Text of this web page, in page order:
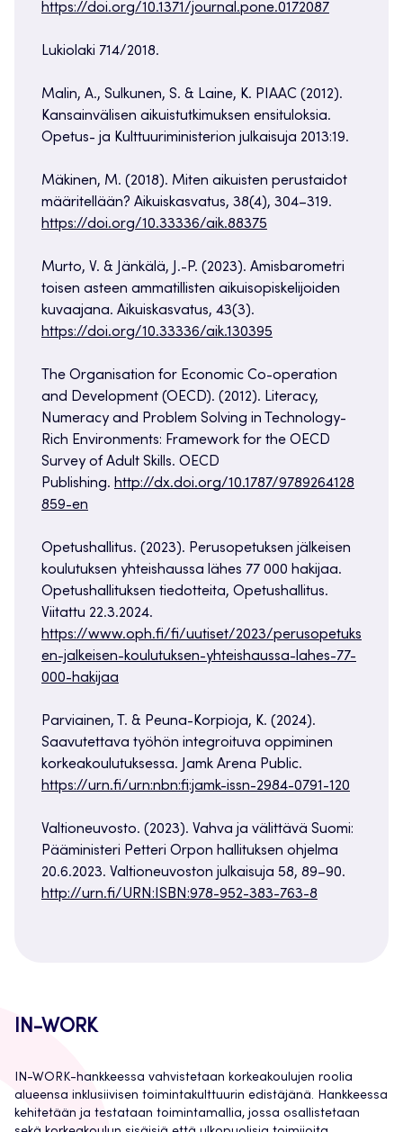
https://doi.org/10.1371/journal.pone.0172087
Lukiolaki 714/2018.
Malin, A., Sulkunen, S. & Laine, K. PIAAC (2012).
Kansainvälisen aikuistutkimuksen ensituloksia.
Opetus- ja Kulttuuriministerion julkaisuja 2013:19.
Mäkinen, M. (2018). Miten aikuisten perustaidot
määritellään? Aikuiskasvatus, 38(4), 304–319.
https://doi.org/10.33336/aik.88375
Murto, V. & Jänkälä, J.-P. (2023). Amisbarometri
toisen asteen ammatillisten aikuisopiskelijoiden
kuvaajana. Aikuiskasvatus, 43(3).
https://doi.org/10.33336/aik.130395
The Organisation for Economic Co-operation
and Development (OECD). (2012). Literacy,
Numeracy and Problem Solving in Technology-
Rich Environments: Framework for the OECD
Survey of Adult Skills. OECD
Publishing. http://dx.doi.org/10.1787/9789264128
859-en
Opetushallitus. (2023). Perusopetuksen jälkeisen
koulutuksen yhteishaussa lähes 77 000 hakijaa.
Opetushallituksen tiedotteita, Opetushallitus.
Viitattu 22.3.2024.
https://www.oph.fi/fi/uutiset/2023/perusopetuks
en-jalkeisen-koulutuksen-yhteishaussa-lahes-77-
000-hakijaa
Parviainen, T. & Peuna-Korpioja, K. (2024).
Saavutettava työhön integroituva oppiminen
korkeakoulutuksessa. Jamk Arena Public.
https://urn.fi/urn:nbn:fi:jamk-issn-2984-0791-120
Valtioneuvosto. (2023). Vahva ja välittävä Suomi:
Pääministeri Petteri Orpon hallituksen ohjelma
20.6.2023. Valtioneuvoston julkaisuja 58, 89–90.
http://urn.fi/URN:ISBN:978-952-383-763-8
IN-WORK
IN-WORK-hankkeessa vahvistetaan korkeakoulujen roolia
alueensa inklusiivisen toimintakulttuurin edistäjänä. Hankkeessa
kehitetään ja testataan toimintamallia, jossa osallistetaan